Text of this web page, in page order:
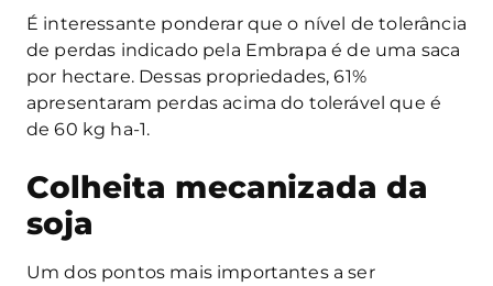
É interessante ponderar que o nível de tolerância
de perdas indicado pela Embrapa é de uma saca
por hectare. Dessas propriedades, 61%
apresentaram perdas acima do tolerável que é
de 60 kg ha-1.
Colheita mecanizada da
soja
Um dos pontos mais importantes a ser